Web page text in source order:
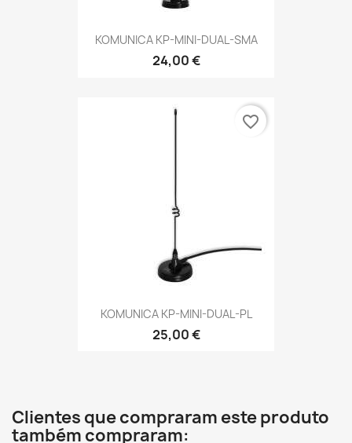
KOMUNICA KP-MINI-DUAL-SMA
24,00 €
KOMUNICA KP-MINI-DUAL-PL
25,00 €
favorite_border
Clientes que compraram este produto
também compraram: